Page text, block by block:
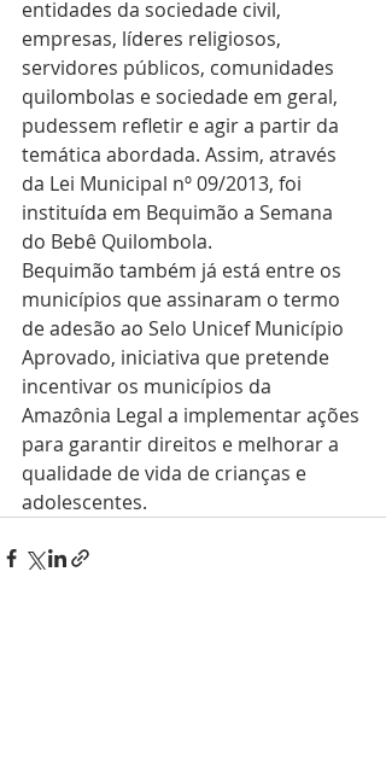
entidades da sociedade civil,
empresas, líderes religiosos,
servidores públicos, comunidades
quilombolas e sociedade em geral,
pudessem refletir e agir a partir da
temática abordada. Assim, através
da Lei Municipal nº 09/2013, foi
instituída em Bequimão a Semana
do Bebê Quilombola.
Bequimão também já está entre os
municípios que assinaram o termo
de adesão ao Selo Unicef Município
Aprovado, iniciativa que pretende
incentivar os municípios da
Amazônia Legal a implementar ações
para garantir direitos e melhorar a
qualidade de vida de crianças e
adolescentes.